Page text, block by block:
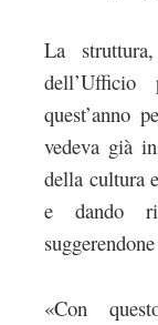
La
quest’anno
vedeva già
della cultura
e dando
«Con